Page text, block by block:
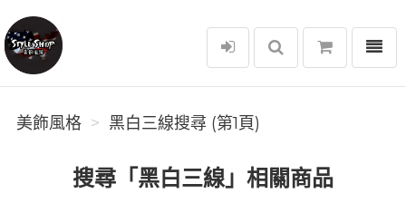
美飾風格
選單
美飾風格 黑白三線搜尋 (第1頁)
搜尋「黑白三線」相關商品